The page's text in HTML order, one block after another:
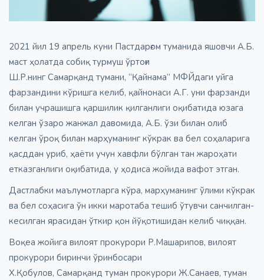
2021 йил 19 апрель куни Пастдарғом туманида яшовчи А.Б.
маст ҳолатда собиқ турмуш ўртоғи
Ш.Р.нинг Самарқанд тумани, “Қайнама” МФЙдаги уйга
фарзандини кўришга келиб, қайнонаси А.Г. уни фарзанди
билан учрашишга қаршилик қилганлиги оқибатида юзага
келган ўзаро жанжал давомида, А.Б. ўзи билан олиб
келган ўроқ билан марҳуманинг кўкрак ва бел соҳаларига
қасддан уриб, ҳаёти учун хавфли бўлган тан жароҳати
етказганлиги оқибатида, у ҳодиса жойида вафот этган.
Дастлабки маълумотларга кўра, марҳуманинг ўлими кўкрак
ва бел соҳасига ўн икки маротаба тешиб ўтувчи санчилган-
кесилган ярасидан ўткир қон йўқотишидан келиб чиққан.
Воқеа жойига вилоят прокурори Р.Машарипов, вилоят
прокурори биринчи ўринбосари
Х.Қобулов, Самарқанд туман прокурори Ж.Санаев, туман